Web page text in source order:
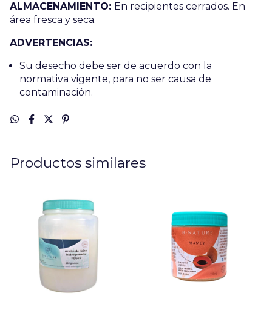
ALMACENAMIENTO: En recipientes cerrados. En
área fresca y seca.
ADVERTENCIAS:
Su desecho debe ser de acuerdo con la
normativa vigente, para no ser causa de
contaminación.
Productos similares